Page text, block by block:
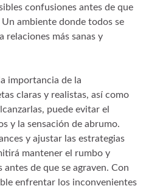
confusiones antes de que
ambiente donde todos se
relaciones más sanas y
importancia de la
claras y realistas, así como
puede evitar el
y la sensación de abrumo.
y ajustar las estrategias
mantener el rumbo y
de que se agraven. Con
enfrentar los inconvenientes